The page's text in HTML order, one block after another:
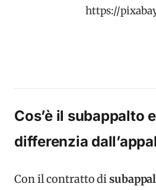
https://
Cos’è il subappalto
differenzia
Con il contratto di